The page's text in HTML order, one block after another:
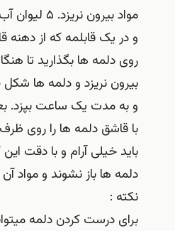
مواد بیرون
و در یک قابلمه که از دهنه
روی دلمه ها بگذارید تا
بیرون نریزد و دلمه ها
و به مدت یک ساعت بپزد.
با قاشق دلمه ها را روی ظرف
باید خیلی آرام و با دقت این
دلمه ها باز نشوند و مواد آن
نکته :
برای درست کردن دلمه